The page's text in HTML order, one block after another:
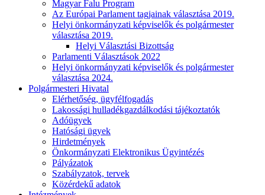
Magyar Falu Program
Az Európai Parlament tagjainak választása 2019.
Helyi önkormányzati képviselők és polgármester
választása 2019.
Helyi Választási Bizottság
Parlamenti Választások 2022
Helyi önkormányzati képviselők és polgármester
választása 2024.
Polgármesteri Hivatal
Elérhetőség, ügyfélfogadás
Lakossági hulladékgazdálkodási tájékoztatók
Adóügyek
Hatósági ügyek
Hirdetmények
Önkormányzati Elektronikus Ügyintézés
Pályázatok
Szabályzatok, tervek
Közérdekű adatok